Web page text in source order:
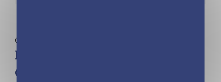
Cartes créatives | Ad'lynh | Christine Alcouffe
Ma pochette Licornes et fées –
Cartes à pailleter et à colorier